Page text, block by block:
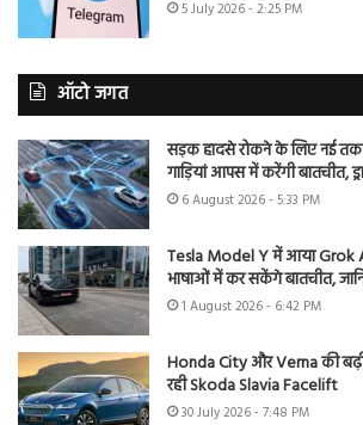
5 July 2026 - 2:25 PM
ऑटो जगत
सड़क हादसे रोकने के लिए नई
गाड़ियां आपस में करेंगी बातचीत,
6 August 2026 - 5:33 PM
Tesla Model Y में आया Grok
भाषाओं में कर सकेंगे बातचीत,
1 August 2026 - 6:42 PM
Honda City और Verna की
रही Skoda Slavia Facelift
30 July 2026 - 7:48 PM